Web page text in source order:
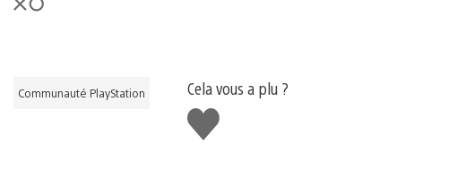
Communauté PlayStation
Cela vous a plu ?
J'aime